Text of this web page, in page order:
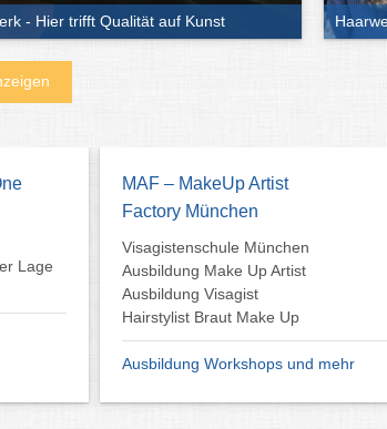
- Hier trifft Qualität auf Kunst
Lage
MAF – MakeUp Artist
Factory München
Visagistenschule München
Ausbildung Make Up Artist
Ausbildung Visagist
Hairstylist Braut Make Up
Ausbildung Workshops und mehr